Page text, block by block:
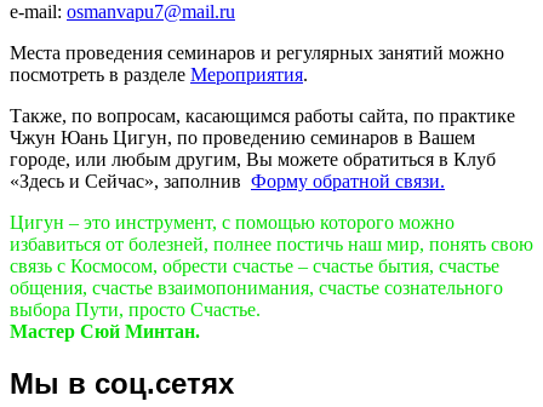
e-mail: osmanvapu7@mail.ru
Места проведения семинаров и регулярных занятий можно
посмотреть в разделе Мероприятия.
Также, по вопросам, касающимся работы сайта, по практике
Чжун Юань Цигун, по проведению семинаров в Вашем
городе, или любым другим, Вы можете обратиться в Клуб
«Здесь и Сейчас», заполнив Форму обратной связи.
Цигун – это инструмент, с помощью которого можно
избавиться от болезней, полнее постичь наш мир, понять свою
связь с Космосом, обрести счастье – счастье бытия, счастье
общения, счастье взаимопонимания, счастье сознательного
выбора Пути, просто Счастье.
Мастер Сюй Минтан.
Мы в соц.сетях